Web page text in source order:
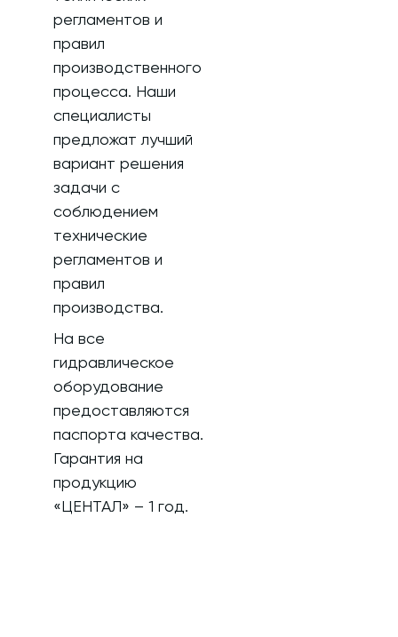
регламентов и
правил
производственного
процесса. Наши
специалисты
предложат лучший
вариант решения
задачи с
соблюдением
технические
регламентов и
правил
производства.
На все
гидравлическое
оборудование
предоставляются
паспорта качества.
Гарантия на
продукцию
«ЦЕНТАЛ» – 1 год.